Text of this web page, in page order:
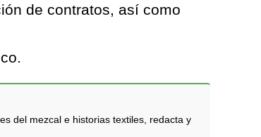
de contratos, así como
del mezcal e historias textiles, redacta y